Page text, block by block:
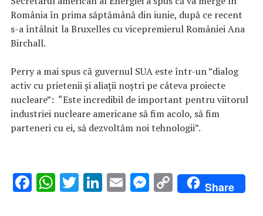
România în prima săptămână din iunie, după ce recent
s-a întâlnit la Bruxelles cu vicepremierul României Ana
Birchall.
Perry a mai spus că guvernul SUA este într-un ”dialog
activ cu prietenii şi aliaţii noștri pe câteva proiecte
nucleare”: “Este incredibil de important pentru viitorul
industriei nucleare americane să fim acolo, să fim
parteneri cu ei, să dezvoltăm noi tehnologii”.
F W T Li E M C
o
Share